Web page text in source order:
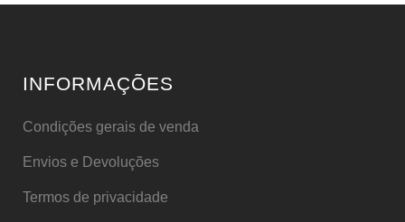
INFORMAÇÕES
Condições gerais de venda
Envios e Devoluções
Termos de privacidade